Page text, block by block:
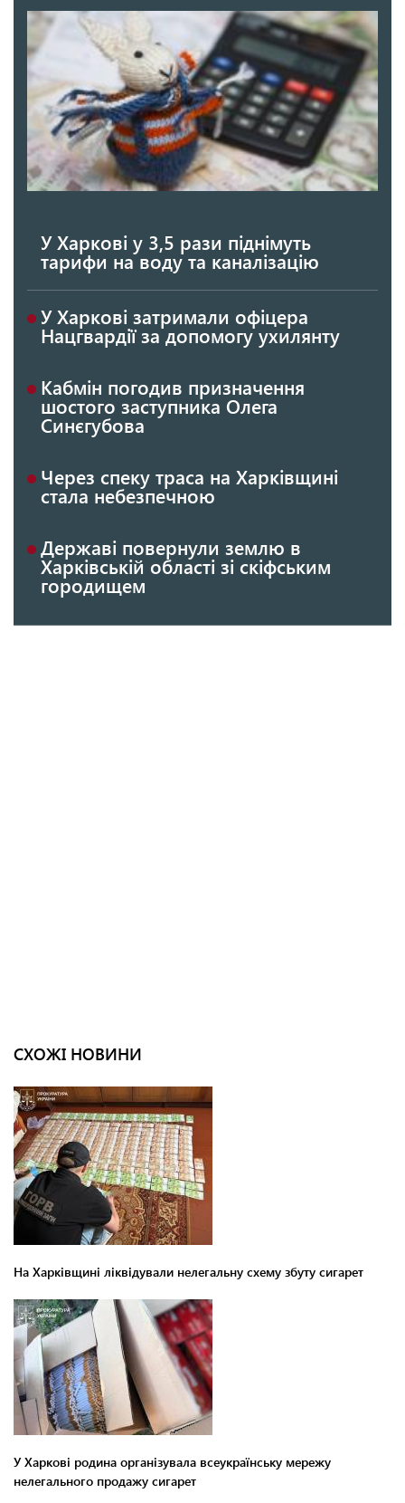
У Харкові у 3,5 рази піднімуть
тарифи на воду та каналізацію
У Харкові затримали офіцера
Нацгвардії за допомогу ухилянту
Кабмін погодив призначення
шостого заступника Олега
Синєгубова
Через спеку траса на Харківщині
стала небезпечною
Державі повернули землю в
Харківській області зі скіфським
городищем
СХОЖІ НОВИНИ
На Харківщині ліквідували нелегальну схему збуту сигарет
У Харкові родина організувала всеукраїнську мережу
нелегального продажу сигарет